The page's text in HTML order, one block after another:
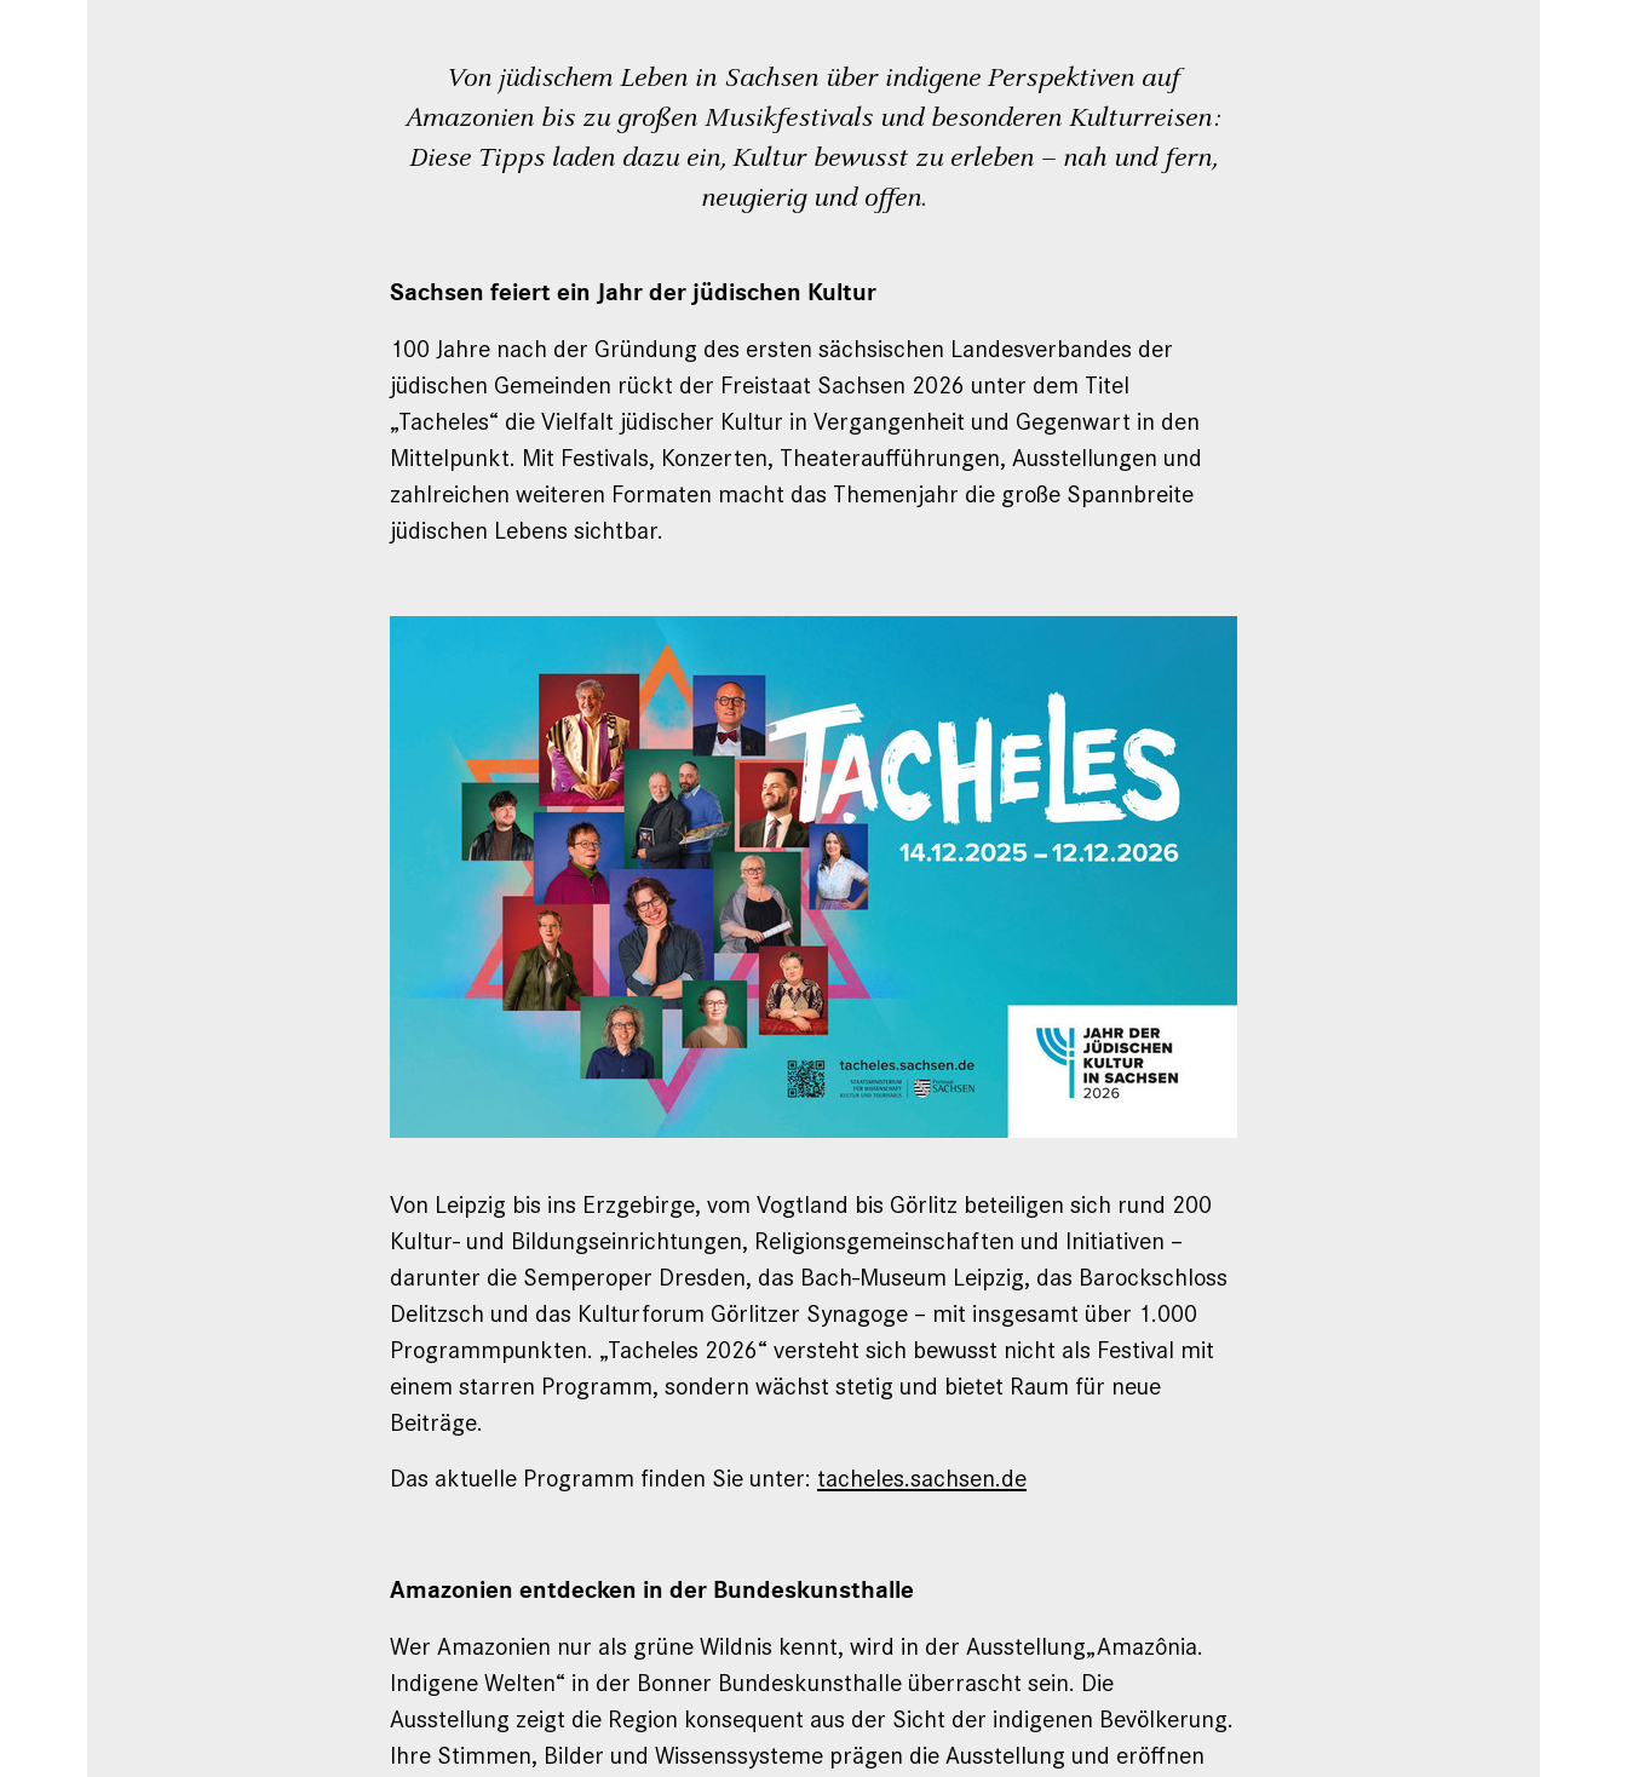
Von jüdischem Leben in Sachsen über indigene Perspektiven auf
Amazonien bis zu großen Musikfestivals und besonderen Kulturreisen:
Diese Tipps laden dazu ein, Kultur bewusst zu erleben – nah und fern,
neugierig und offen.
Sachsen feiert ein Jahr der jüdischen Kultur
100 Jahre nach der Gründung des ersten sächsischen Landesverbandes der
jüdischen Gemeinden rückt der Freistaat Sachsen 2026 unter dem Titel
„Tacheles“ die Vielfalt jüdischer Kultur in Vergangenheit und Gegenwart in den
Mittelpunkt. Mit Festivals, Konzerten, Theateraufführungen, Ausstellungen und
zahlreichen weiteren Formaten macht das Themenjahr die große Spannbreite
jüdischen Lebens sichtbar.
Von Leipzig bis ins Erzgebirge, vom Vogtland bis Görlitz beteiligen sich rund 200
Kultur- und Bildungseinrichtungen, Religionsgemeinschaften und Initiativen –
darunter die Semperoper Dresden, das Bach-Museum Leipzig, das Barockschloss
Delitzsch und das Kulturforum Görlitzer Synagoge – mit insgesamt über 1.000
Programmpunkten. „Tacheles 2026“ versteht sich bewusst nicht als Festival mit
einem starren Programm, sondern wächst stetig und bietet Raum für neue
Beiträge.
Das aktuelle Programm finden Sie unter: tacheles.sachsen.de
Amazonien entdecken in der Bundeskunsthalle
Wer Amazonien nur als grüne Wildnis kennt, wird in der Ausstellung„Amazônia.
Indigene Welten“ in der Bonner Bundeskunsthalle überrascht sein. Die
Ausstellung zeigt die Region konsequent aus der Sicht der indigenen Bevölkerung.
Ihre Stimmen, Bilder und Wissenssysteme prägen die Ausstellung und eröffnen